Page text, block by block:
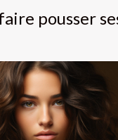
pousser